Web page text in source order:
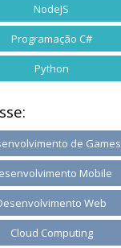
NodeJS
Programação C#
Python
de Games
Mobile
Web
Cloud Computing